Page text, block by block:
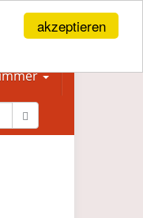
akzeptieren